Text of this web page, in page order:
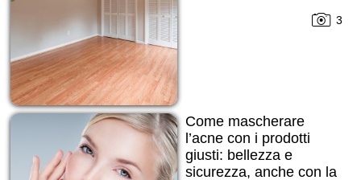
3
Come mascherare
l’acne con i prodotti
giusti: bellezza e
sicurezza, anche con la